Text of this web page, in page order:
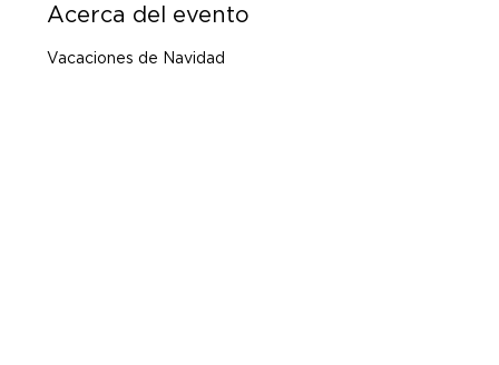
Acerca del evento
Vacaciones de Navidad